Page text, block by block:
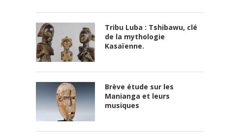
Tribu Luba : Tshibawu, clé
de la mythologie
Kasaïenne.
Brève étude sur les
Manianga et leurs
musiques